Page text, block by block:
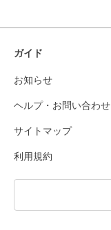
ガイド
お知らせ
ヘルプ・お問い合わせ
サイトマップ
利用規約